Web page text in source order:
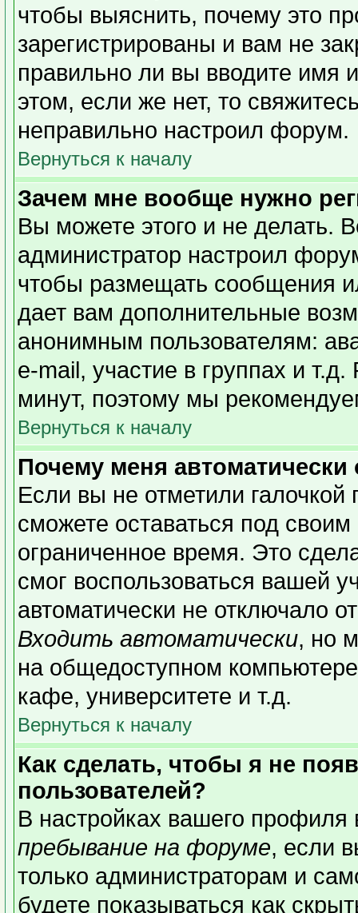
чтобы выяснить, почему это
зарегистрированы и вам не
правильно ли вы вводите
этом, если же нет, то
неправильно настроил форум.
Вернуться к началу
Зачем мне вообще нужно
Вы можете этого и не делать.
администратор настроил
чтобы размещать сообщения
дает вам дополнительные
анонимным пользователям:
e-mail, участие в группах и
минут, поэтому мы
Вернуться к началу
Почему меня автоматически
Если вы не отметили галочкой
сможете оставаться под
ограниченное время. Это
смог воспользоваться вашей
автоматически не отключало
Входить автоматически, но
на общедоступном
кафе, университете и т.д.
Вернуться к началу
Как сделать, чтобы я не
пользователей?
В настройках вашего
пребывание на форуме, если
только администраторам и
будете показываться как